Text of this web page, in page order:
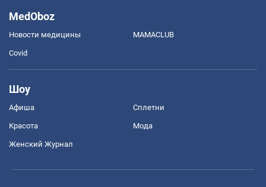
MedOboz
Новости медицины MAMACLUB
Covid
Шоу
Афиша Сплетни
Красота Мода
Женский Журнал